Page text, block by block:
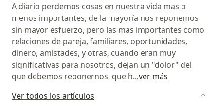
A diario perdemos cosas en nuestra vida mas o
menos importantes, de la mayoría nos reponemos
sin mayor esfuerzo, pero las mas importantes como
relaciones de pareja, familiares, oportunidades,
dinero, amistades, y otras, cuando eran muy
significativas para nosotros, dejan un "dolor" del
que debemos reponernos, que h...ver más
Ver todos los artículos